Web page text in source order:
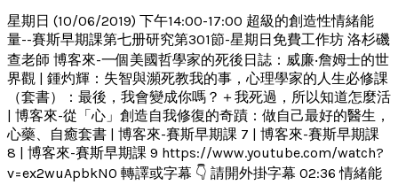
星期日 (10/06/2019) 下午14:00-17:00 超級的創造性情緒能
量--賽斯早期課第七册研究第301節-星期日免費工作坊 洛杉磯
查老師 博客來-一個美國哲學家的死後日誌：威廉‧詹姆士的世
界觀 | 鍾灼輝：失智與瀕死教我的事，心理學家的人生必修課
（套書）：最後，我會變成你嗎？＋我死過，所以知道怎麼活
| 博客來-從「心」創造自我修復的奇蹟：做自己最好的醫生，
心藥、自癒套書 | 博客來-賽斯早期課 7 | 博客來-賽斯早期課
8 | 博客來-賽斯早期課 9 https://www.youtube.com/watch?
v=ex2wuApbkN0 轉譯或字幕 👇 請開外掛字幕 02:36 情緒能